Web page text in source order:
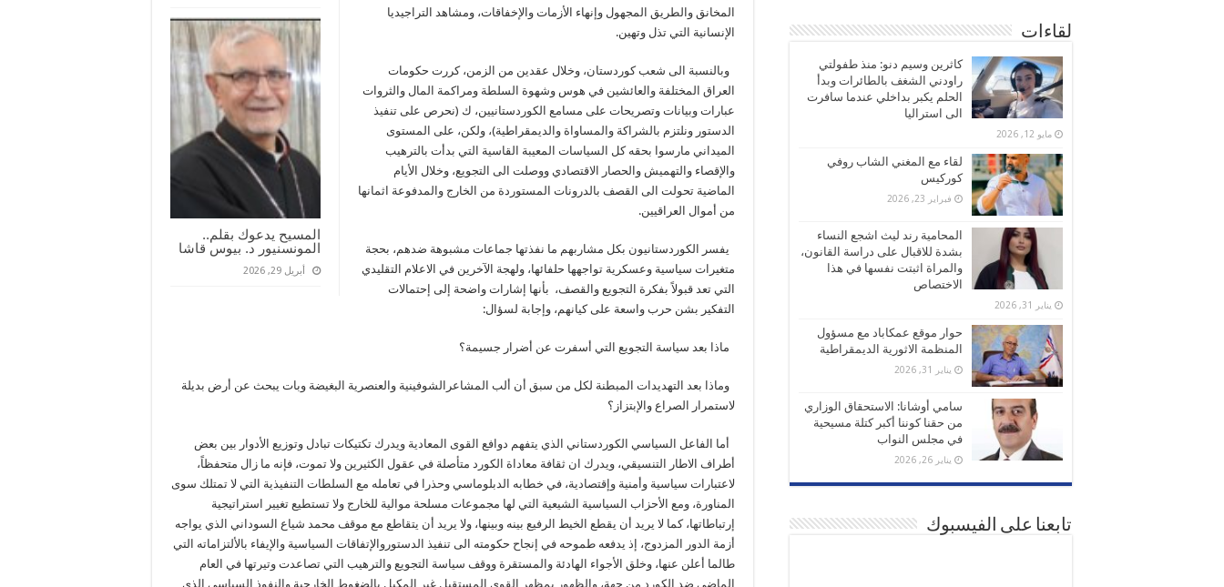
المسيح يدعوك بقلم..
المونسنيور د. بيوس قاشا
أبريل 29, 2026
المخانق والطريق المجهول وإنهاء الأزمات والإخفاقات، ومشاهد التراجيديا
الإنسانية التي تذل وتهين.
وبالنسبة الى شعب كوردستان، وخلال عقدين من الزمن، كررت حكومات
العراق المختلفة والعائشين في هوس وشهوة السلطة ومراكمة المال والثروات
عبارات وبيانات وتصريحات على مسامع الكوردستانيين، ك (نحرص على تنفيذ
الدستور ونلتزم بالشراكة والمساواة والديمقراطية)، ولكن، على المستوى
الميداني مارسوا بحقه كل السياسات المعيبة القاسية التي بدأت بالترهيب
والإقصاء والتهميش والحصار الاقتصادي ووصلت الى التجويع، وخلال الأيام
الماضية تحولت الى القصف بالدرونات المستوردة من الخارج والمدفوعة اثمانها
من أموال العراقيين.
يفسر الكوردستانيون بكل مشاربهم ما نفذتها جماعات مشبوهة ضدهم، بحجة
متغيرات سياسية وعسكرية تواجهها حلفائها، ولهجة الآخرين في الاعلام التقليدي
التي تعد قبولاً بفكرة التجويع والقصف، بأنها إشارات واضحة إلى إحتمالات
التفكير بشن حرب واسعة على كيانهم، وإجابة لسؤال:
ماذا بعد سياسة التجويع التي أسفرت عن أضرار جسيمة؟
وماذا بعد التهديدات المبطنة لكل من سبق أن ألب المشاعرالشوفينية والعنصرية البغيضة وبات يبحث عن أرض بديلة
لاستمرار الصراع والإبتزاز؟
أما الفاعل السياسي الكوردستاني الذي يتفهم دوافع القوى المعادية ويدرك تكتيكات تبادل وتوزيع الأدوار بين بعض
أطراف الاطار التنسيقي، ويدرك ان ثقافة معاداة الكورد متأصلة في عقول الكثيرين ولا تموت، فإنه ما زال متحفظاً،
لاعتبارات سياسية وأمنية وإقتصادية، في خطابه الدبلوماسي وحذرا في تعامله مع السلطات التنفيذية التي لا تمتلك سوى
المناورة، ومع الأحزاب السياسية الشيعية التي لها مجموعات مسلحة موالية للخارج ولا تستطيع تغيير استراتيجية
إرتباطاتها، كما لا يريد أن يقطع الخيط الرفيع بينه وبينها، ولا يريد أن يتقاطع مع موقف محمد شياع السوداني الذي يواجه
أزمة الدور المزدوج، إذ يدفعه طموحه في إنجاح حكومته الى تنفيذ الدستوروالإتفاقات السياسية والإيفاء بالألتزاماته التي
طالما أعلن عنها، وخلق الأجواء الهادئة والمستقرة ووقف سياسة التجويع والترهيب التي تصاعدت وتيرتها في العام
الماضي ضد الكورد من جهة، والظهور بمظهر القوي المستقبل غير المكبل بالضغوط الخارجية والنفوذ السياسي الذي
لقاءات
كاثرين وسيم دنو: منذ طفولتي
راودني الشغف بالطائرات وبدأ
الحلم يكبر بداخلي عندما سافرت
الى استراليا
مايو 12, 2026
لقاء مع المغني الشاب روفي
كوركيس
فبراير 23, 2026
المحامية رند ليث اشجع النساء
بشدة للاقبال على دراسة القانون،
والمراة اثبتت نفسها في هذا
الاختصاص
يناير 31, 2026
حوار موقع عمكاباد مع مسؤول
المنظمة الاثورية الديمقراطية
يناير 31, 2026
سامي أوشانا: الاستحقاق الوزاري
من حقنا كوننا أكبر كتلة مسيحية
في مجلس النواب
يناير 26, 2026
تابعنا على الفيسبوك